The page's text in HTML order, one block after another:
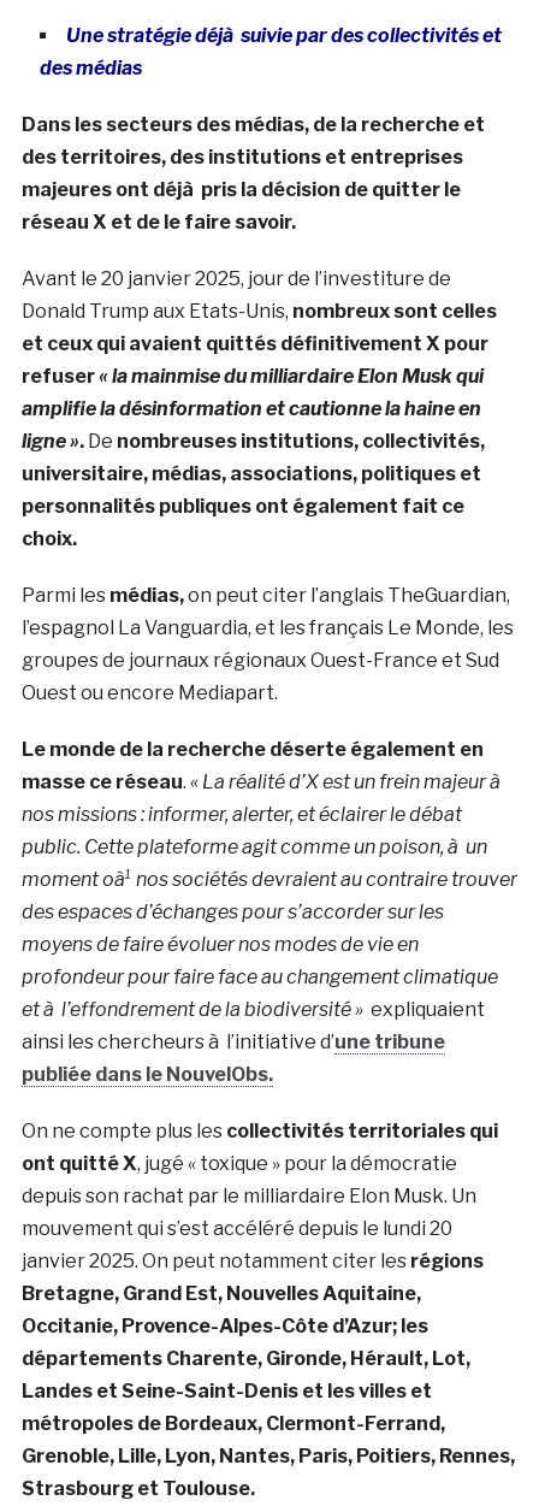
Une stratégie déjà suivie par des collectivités et
des médias
Dans les secteurs des médias, de la recherche et
des territoires, des institutions et entreprises
majeures ont déjà pris la décision de quitter le
réseau X et de le faire savoir.
Avant le 20 janvier 2025, jour de l’investiture de
Donald Trump aux Etats-Unis, nombreux sont celles
et ceux qui avaient quittés définitivement X pour
refuser« la mainmise du milliardaire Elon Musk qui
amplifie la désinformation et cautionne la haine en
ligne ». De nombreuses institutions, collectivités,
universitaire, médias, associations, politiques et
personnalités publiques ont également fait ce
choix.
Parmi les médias,on peut citer l’anglais TheGuardian,
l’espagnol La Vanguardia, et les français Le Monde, les
groupes de journaux régionaux Ouest-France et Sud
Ouest ou encore Mediapart.
Le monde de la recherche déserte également en
masse ce réseau. « La réalité d’X est un frein majeur à
nos missions : informer, alerter, et éclairer le débat
public. Cette plateforme agit comme un poison, à un
moment oà¹ nos sociétés devraient au contraire trouver
des espaces d’échanges pour s’accorder sur les
moyens de faire évoluer nos modes de vie en
profondeur pour faire face au changement climatique
et à l’effondrement de la biodiversité »expliquaient
ainsi les chercheurs à l’initiative d’une tribune
publiée dans le NouvelObs.
On ne compte plus les collectivités territoriales qui
ont quitté X, jugé « toxique » pour la démocratie
depuis son rachat par le milliardaire Elon Musk. Un
mouvement qui s’est accéléré depuis le lundi 20
janvier 2025. On peut notamment citer les régions
Bretagne, Grand Est, Nouvelles Aquitaine,
Occitanie, Provence-Alpes-Côte d’Azur; les
départements Charente, Gironde, Hérault, Lot,
Landes et Seine-Saint-Denis et les villes et
métropoles de Bordeaux, Clermont-Ferrand,
Grenoble, Lille, Lyon, Nantes, Paris, Poitiers, Rennes,
Strasbourg et Toulouse.